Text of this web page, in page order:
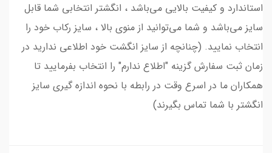
استاندارد و کیفیت بالایی می‌باشد ، انگشتر انتخابی شما قابل
سایز می‌باشد و شما می‌توانید از منوی بالا ، سایز رکاب خود را
انتخاب نمایید. (چنانچه از سایز انگشت خود اطلاعی ندارید در
زمان ثبت سفارش گزینه "اطلاع ندارم" را انتخاب بفرمایید تا
همکاران ما در اسرع وقت در رابطه با نحوه اندازه گیری سایز
انگشتر با شما تماس بگیرند)